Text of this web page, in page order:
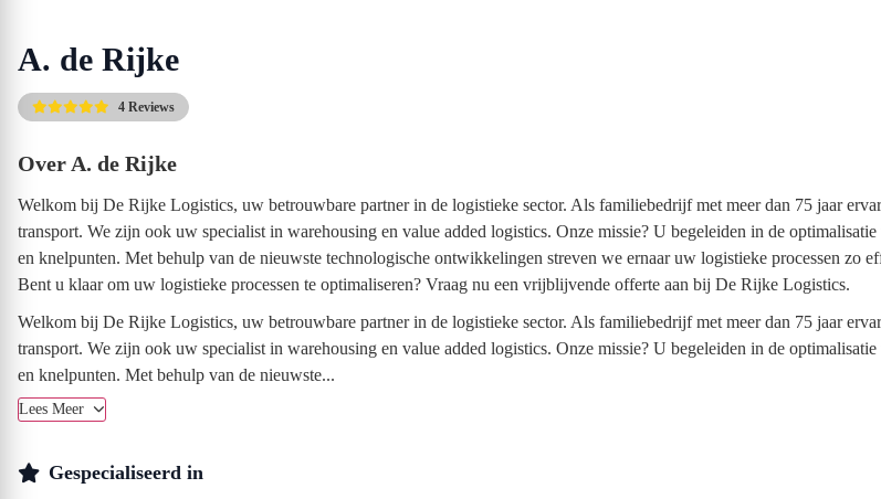
A. de Rijke
4 Reviews
Over A. de Rijke
Welkom bij De Rijke Logistics, uw betrouwbare partner in de logistieke sector. Als familiebedrijf met meer dan 75 jaar
transport. We zijn ook uw specialist in warehousing en value added logistics. Onze missie? U begeleiden in de
en knelpunten. Met behulp van de nieuwste technologische ontwikkelingen streven we ernaar uw logistieke processen zo
Bent u klaar om uw logistieke processen te optimaliseren? Vraag nu een vrijblijvende offerte aan bij De Rijke Logistics.
Welkom bij De Rijke Logistics, uw betrouwbare partner in de logistieke sector. Als familiebedrijf met meer dan 75 jaar
transport. We zijn ook uw specialist in warehousing en value added logistics. Onze missie? U begeleiden in de
en knelpunten. Met behulp van de nieuwste...
Lees Meer
Gespecialiseerd in